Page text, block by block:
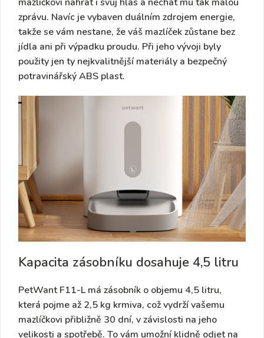
zůstane bez jídla ani při
výpadku proudu. Při jeho
vývoji byly použity jen ty
nejkvalitnější materiály
abezpečnýpotravinářskýABSplast.
Tento dávkovač je
zprávu. Navíc je vybaven duálním zdrojem energie,
takže se vám nestane, že váš mazlíček zůstane bez
jídla ani při výpadku proudu. Při jeho vývoji byly
použity jen ty nejkvalitnější materiály a bezpečný
potravinářskýABS plast.
Kapacita zásobníku dosahuje 4,5 litru
PetWant F11-L má zásobník o objemu 4,5 litru,
která pojme až 2,5 kg krmiva, což vydrží vašemu
mazlíčkovi přibližně 30 dní, v závislosti na jeho
velikosti a spotřebě. To vám umožní klidně odjet na